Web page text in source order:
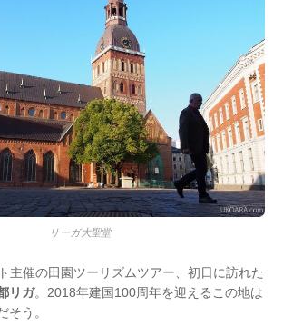
リーガ大聖堂
主催の田園ツーリズムツアー、初日に訪れた
リガ。2018年建国100周年を迎えるこの地は
そう。